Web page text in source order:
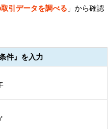
引データを調べる 」から確認
件』を入力